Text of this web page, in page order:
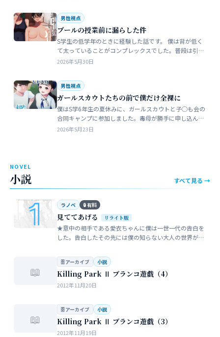
男性視点
プールの授業前に漏らした件
S学生の低学年のときに経験した話です。 僕は背が低く
て太っていることがコンプレックスでした。普段は引っ
込み思案で大人しい性格をしています。 ただ何でもよく
2026年5月30日
男性視点
ガールスカウトたちの前で僕だけ全裸に
僕はS学6年生の夏休みに、ガールスカウトと子◯も会の
合同キャンプに参加しました。毒母が勝手に申し込んだ
強制的なイベントでした。まったく乗り気がしません。
2026年5月23日
NOVEL
小説 すべて見る →
ラノベ 🔒 有料
見ててあげる リライト版
★意中の相手である愛衣ちゃんに僕は一世一代の告白を
した。告白したその先には僕の知らない大人の世界が待
る常識。。。…
📖
🗄 アーカイブ 小説
Killing Park Ⅱ ブランコ遊戯（4）
2012年11月20日
📖
🗄 アーカイブ 小説
Killing Park Ⅱ ブランコ遊戯（3）
2012年11月19日